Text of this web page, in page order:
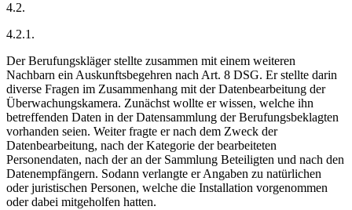
4.2.
4.2.1.
Der Berufungskläger stellte zusammen mit einem weiteren
Nachbarn ein Auskunftsbegehren nach Art. 8 DSG. Er stellte darin
diverse Fragen im Zusammenhang mit der Datenbearbeitung der
Überwachungskamera. Zunächst wollte er wissen, welche ihn
betreffenden Daten in der Datensammlung der Berufungsbeklagten
vorhanden seien. Weiter fragte er nach dem Zweck der
Datenbearbeitung, nach der Kategorie der bearbeiteten
Personendaten, nach der an der Sammlung Beteiligten und nach den
Datenempfängern. Sodann verlangte er Angaben zu natürlichen
oder juristischen Personen, welche die Installation vorgenommen
oder dabei mitgeholfen hatten.